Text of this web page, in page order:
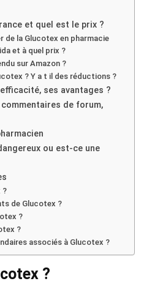
et quel est le prix ?
de la Glucotex en pharmacie
et à quel prix ?
sur Amazon ?
? Y a t il des réductions ?
ses avantages ?
de forum,
ou est-ce une
?
de Glucotex ?
?
?
associés à Glucotex ?
?